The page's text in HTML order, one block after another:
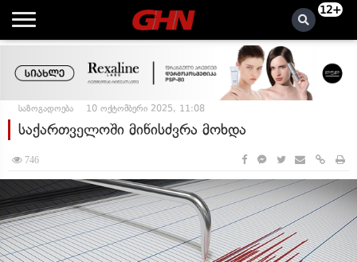
12+
საზოგადოება 10 ოქტომბერი 2025, 11:08
საქართველოში მიწისძვრა მოხდა
746